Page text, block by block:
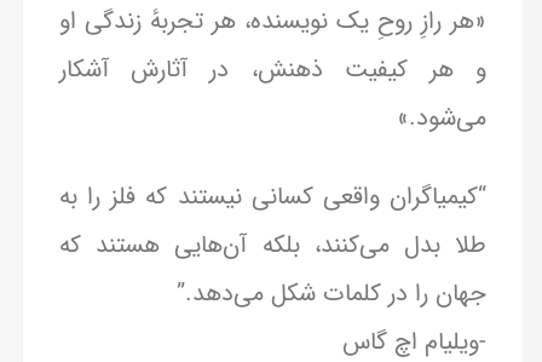
«هر رازِ روحِ یک نویسنده، هر تجربهٔ زندگی او
و هر کیفیت ذهنش، در آثارش آشکار
می‌شود.»
“کیمیاگران واقعی کسانی نیستند که فلز را به
طلا بدل می‌کنند، بلکه آن‌هایی هستند که
جهان را در کلمات شکل می‌دهد.”
-ویلیام اچ گاس